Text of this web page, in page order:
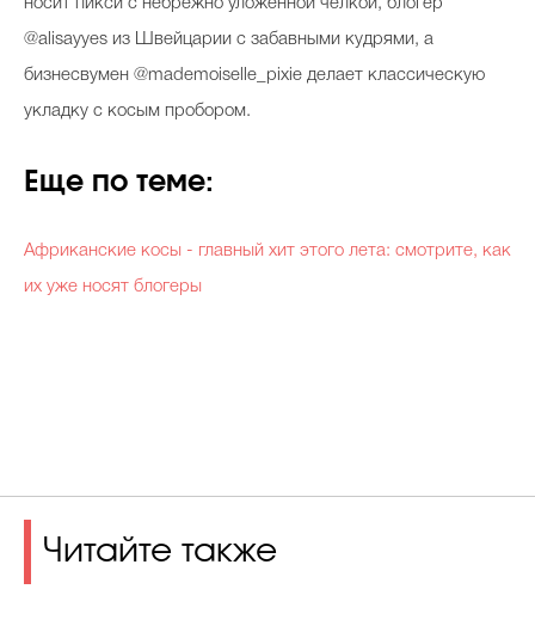
носит пикси с небрежно уложенной челкой, блогер
@alisayyes из Швейцарии с забавными кудрями, а
бизнесвумен @mademoiselle_pixie делает классическую
укладку с косым пробором.
Еще по теме:
Африканские косы - главный хит этого лета: смотрите, как
их уже носят блогеры
Читайте также